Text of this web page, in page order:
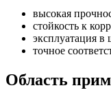
высокая
стойкость к
эксплуатация в
точное
Область